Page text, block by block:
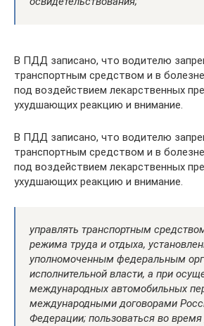
В ПДД записано, что водителю
транспортным средством и в
под воздействием лекарственных
ухудшающих реакцию и внимание.
В ПДД записано, что водителю
транспортным средством и в
под воздействием лекарственных
ухудшающих реакцию и внимание.
управлять транспортным
режима труда и отдыха,
уполномоченным федеральным
исполнительной власти, а при
международных автомобильных
международными договорами
Федерации; пользоваться во